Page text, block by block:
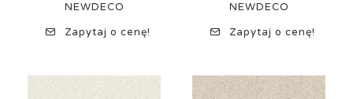
NEWDECO
Zapytaj o cenę!
NEWDECO
Zapytaj o cenę!